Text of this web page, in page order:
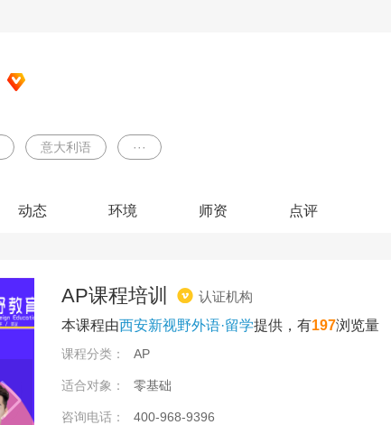
意大利语 ···
动态 环境 师资 点评
AP课程培训
认证机构
本课程由西安新视野外语·留学提供，有197浏览量
课程分类： AP
适合对象： 零基础
咨询电话： 400-968-9396